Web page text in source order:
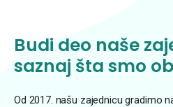
Budi deo naše
saznaj šta smo
Od 2017. našu zajednicu gradimo